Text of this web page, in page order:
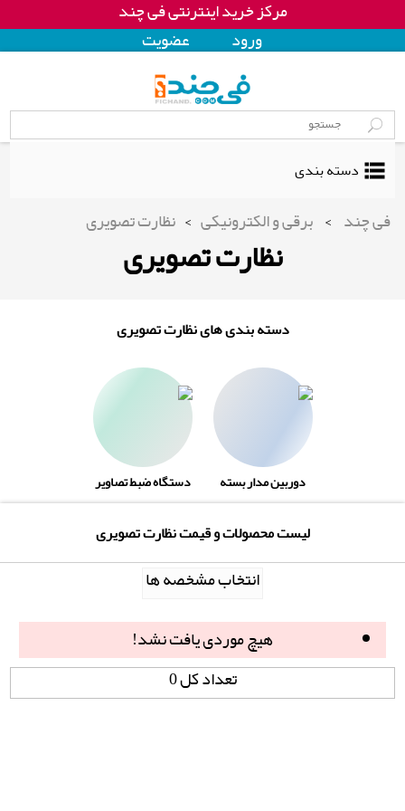
مرکز خرید اینترنتی فی چند
ورود
عضويت
دسته بندی
فی چند > برقی و الکترونیکی > نظارت تصویری
نظارت تصویری
دسته بندی های نظارت تصویری
دوربین مدار بسته دستگاه ضبط تصاویر
لیست محصولات و قیمت نظارت تصویری
انتخاب مشخصه ها
هیچ موردی یافت نشد!
تعداد کل 0